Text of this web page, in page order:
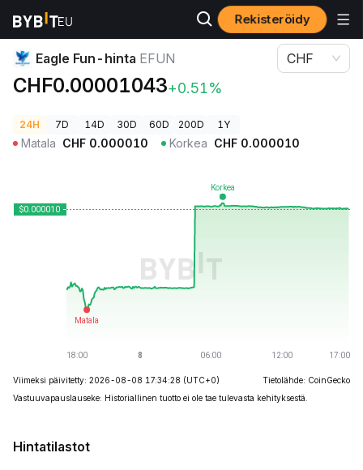
Rekisteröidy
Kryptohinnat
Eagle Fun-hinta EFUN
CHF0.00001043+0.51%
CHF
24H 7D 14D 30D 60D 200D 1Y
Matala CHF 0.000010 Korkea CHF 0.000010
Viimeksi päivitetty: 2026-08-08 17:34:28 (UTC+0)
Tietolähde: CoinGecko
Vastuuvapauslauseke: Historiallinen tuotto ei ole tae tulevasta kehityksestä.
Hintatilastot